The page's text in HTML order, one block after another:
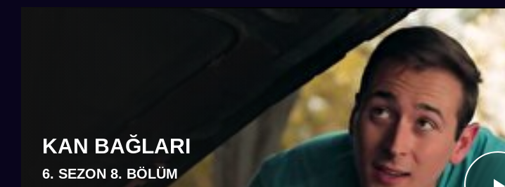
KAN BAĞLARI
6. SEZON 8. BÖLÜM